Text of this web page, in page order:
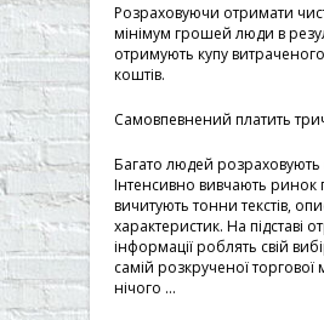
Розраховуючи отримати
мінімум грошей люди в
отримують купу витраченого
коштів.
Самовпевнений платить
Багато людей розраховують
Інтенсивно вивчають ринок
вичитують тонни текстів,
характеристик. На підставі
інформації роблять свій
самій розкрученої
нічого ...